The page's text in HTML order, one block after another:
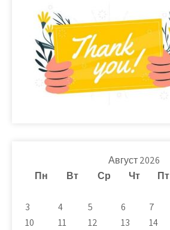
Август 2026
Пн
Вт Ср Чт Пт
3
4 5 6 7
10
11 12 13 14